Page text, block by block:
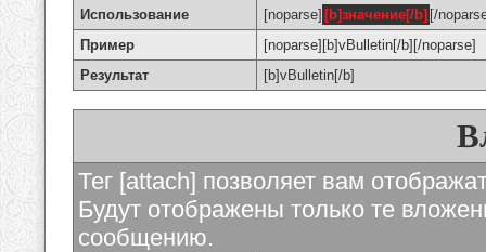
Использование [noparse] [b]значение[/b] [/
Пример
[noparse][b]vBulletin[/b][/noparse]
Результат
[b]vBulletin[/b]
Тег [attach] позволяет вам
Будут отображены только те
сообщению.